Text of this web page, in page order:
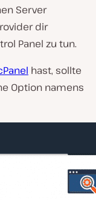
Server
dir
Panel zu tun.
hast, sollte
Option namens